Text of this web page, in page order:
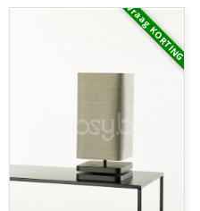
Vraag KORTING